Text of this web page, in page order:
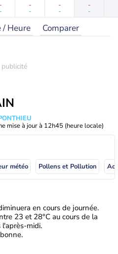
-
-
-
-
-
-
-
-
/ Heure Comparer
mise à jour à 12h45 (heure locale)
météo Pollens et Pollution
en cours de journée.
23 et 28°C au cours de la
l'après-midi.